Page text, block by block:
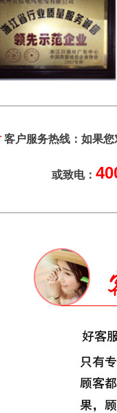
客户服务热线：如果您
或致电：